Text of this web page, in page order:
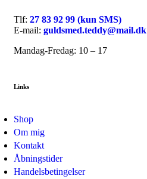
Tlf: 27 83 92 99 (kun SMS)
E-mail: guldsmed.teddy@mail.dk
Mandag-Fredag: 10 – 17
Links
Shop
Om mig
Kontakt
Åbningstider
Handelsbetingelser